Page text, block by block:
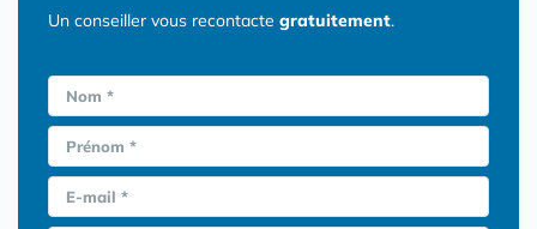
Un conseiller vous recontacte gratuitement.
Nom *
Prénom *
E-mail *